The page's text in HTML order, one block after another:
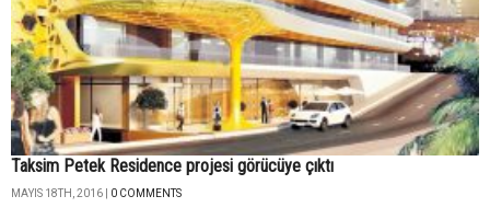
Taksim Petek Residence projesi görücüye çıktı
MAYIS 18TH, 2016 | 0 COMMENTS